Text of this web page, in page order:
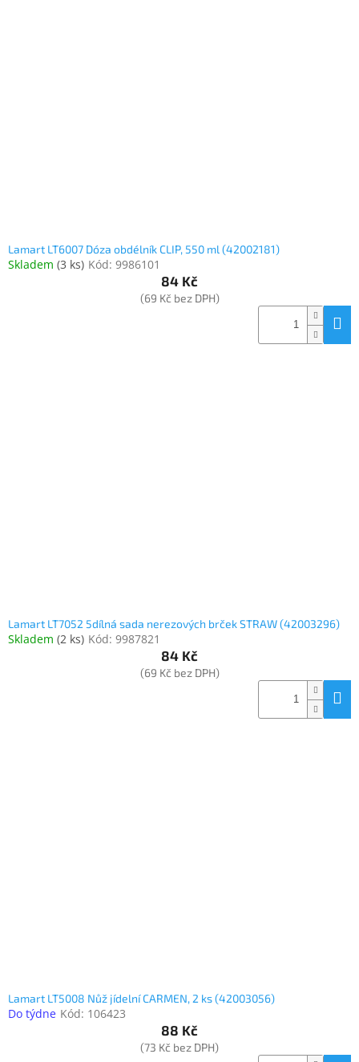
Lamart LT6007 Dóza obdélník CLIP, 550 ml (42002181)
Skladem (3 ks) Kód: 9986101
84 Kč
(69 Kč bez DPH)
Lamart LT7052 5dílná sada nerezových brček STRAW (42003296)
Skladem (2 ks) Kód: 9987821
84 Kč
(69 Kč bez DPH)
Lamart LT5008 Nůž jídelní CARMEN, 2 ks (42003056)
Do týdne Kód: 106423
88 Kč
(73 Kč bez DPH)